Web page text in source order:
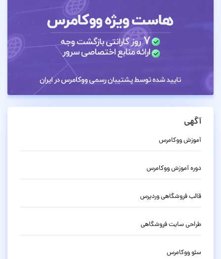
آگهی
آموزش ووکامرس
دوره آموزش ووکامرس
قالب فروشگاهی وردپرس
طراحی سایت فروشگاهی
سئو ووکامرس